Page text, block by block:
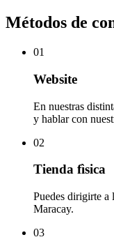
Métodos de
01
Website
En nuestras
y hablar con
02
Tienda fìsica
Puedes dirigirte a
Maracay.
03